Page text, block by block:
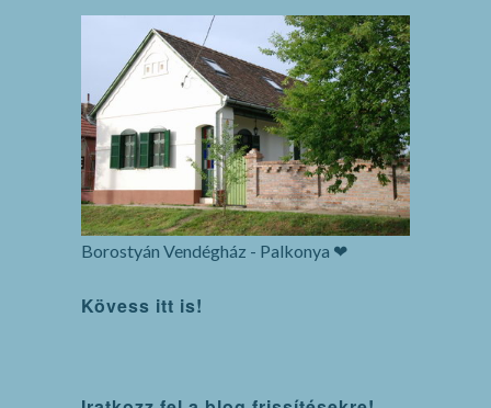
Borostyán Vendégház - Palkonya ❤
Kövess itt is!